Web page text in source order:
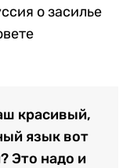
о засилье
красивый,
язык вот
Это надо и